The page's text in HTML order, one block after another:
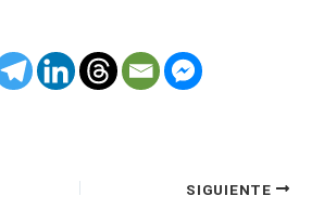
SIGUIENTE